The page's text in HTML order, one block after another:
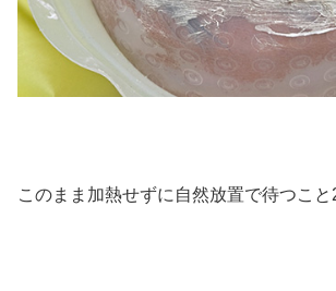
このまま加熱せずに自然放置で待つこと